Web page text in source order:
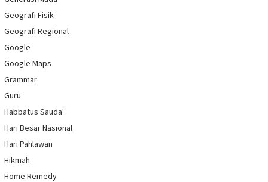
Geografi Fisik
Geografi Regional
Google
Google Maps
Grammar
Guru
Habbatus Sauda'
Hari Besar Nasional
Hari Pahlawan
Hikmah
Home Remedy